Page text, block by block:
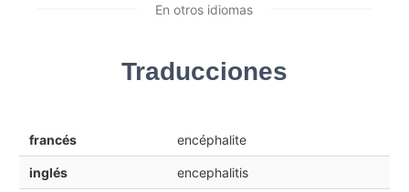
En otros idiomas
Traducciones
francés encéphalite
inglés encephalitis